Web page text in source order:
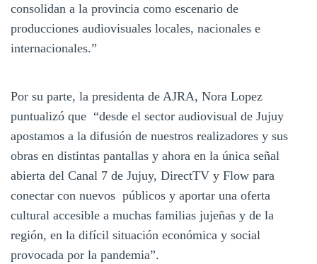
consolidan a la provincia como escenario de
producciones audiovisuales locales, nacionales e
internacionales.”
Por su parte, la presidenta de AJRA, Nora Lopez
puntualizó que “desde el sector audiovisual de Jujuy
apostamos a la difusión de nuestros realizadores y sus
obras en distintas pantallas y ahora en la única señal
abierta del Canal 7 de Jujuy, DirectTV y Flow para
conectar con nuevos públicos y aportar una oferta
cultural accesible a muchas familias jujeñas y de la
región, en la difícil situación económica y social
provocada por la pandemia”.